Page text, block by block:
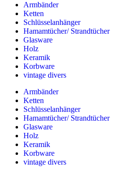
Armbänder
Ketten
Schlüsselanhänger
Hamamtücher/ Strandtücher
Glasware
Holz
Keramik
Korbware
vintage divers
Armbänder
Ketten
Schlüsselanhänger
Hamamtücher/ Strandtücher
Glasware
Holz
Keramik
Korbware
vintage divers